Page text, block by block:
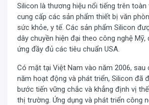
Chức năng đếm tiền và kiểm tra tiền giả
Máy đếm tiền Silicon MC-7600 hỗ trợ
việc đếm tiền và phát hiện tiền giả. Với
1000 tờ trong một phút đếm các loại tiền
tệ thông dụng. Khả năng phát hiện tiền
trên thị trường hiện nay nhờ mắt đọc tia
ngoại.
Silicon là thương hiệu nổi tiếng trên toàn
cung cấp các sản phẩm thiết bị văn
sức khỏe, y tế. Các sản phẩm Silicon
dây chuyền hiện đại theo công nghệ Mỹ,
ứng đầy đủ các tiêu chuẩn USA.
Có mặt tại Việt Nam vào năm 2006, sau
năm hoạt động và phát triển, Silicon đã
bước tiến vững chắc và khẳng định vị
thị trường. Ứng dụng và phát triển công